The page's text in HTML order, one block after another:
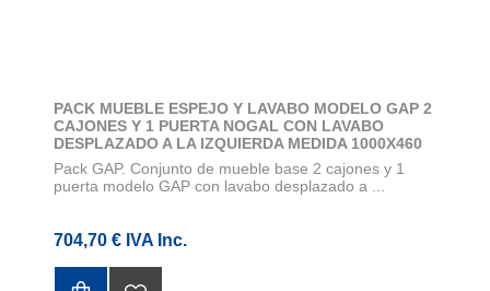
PACK MUEBLE ESPEJO Y LAVABO MODELO GAP 2
CAJONES Y 1 PUERTA NOGAL CON LAVABO
DESPLAZADO A LA IZQUIERDA MEDIDA 1000X460
Pack GAP. Conjunto de mueble base 2 cajones y 1
puerta modelo GAP con lavabo desplazado a ...
704,70 € IVA Inc.